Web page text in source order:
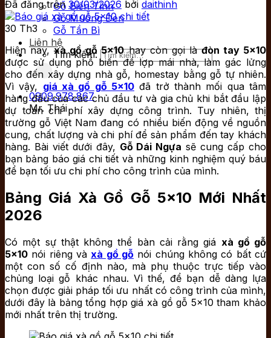
Gỗ Biến Tính
Gỗ Muồng Đen
Gỗ Tần Bì
Liên hệ
Tìm kiếm:
0909.978.867
Mr. Thái
Đã đăng trên 30/03/2026 bởi daithinh
30 Th3
Hiện nay,xà gồ gỗ 5×10hay còn gọi làđòn tay 5×10
được sử dụng phổ biến để lợp mái nhà, làm gác lửng
cho đến xây dựng nhà gỗ, homestay bằng gỗ tự nhiên.
Vì vậy, giá xà gồ gỗ 5×10 đã trở thành mối qua tâm
hàng đầu của các chủ đầu tư và gia chủ khi bắt đầu lập
dự toán chi phí xây dựng công trình. Tuy nhiên, thị
trường gỗ Việt Nam đang có nhiều biến động về nguồn
cung, chất lượng và chi phí để sản phẩm đến tay khách
hàng. Bài viết dưới đây, Gỗ Dái Ngựa sẽ cung cấp cho
bạn bảng báo giá chi tiết và những kinh nghiệm quý báu
để bạn tối ưu chi phí cho công trình của mình.
Bảng Giá Xà Gồ Gỗ 5×10 Mới Nhất
2026
Có một sự thật không thể bàn cải rằng giá xà gồ gỗ
5×10 nói riêng và xà gồ gỗ nói chúng không có bất cứ
một con số cố định nào, mà phụ thuộc trực tiếp vào
chủng loại gỗ khác nhau. Vì thế, để bạn dễ dàng lựa
chọn được giải pháp tối ưu nhất có công trình của mình,
dưới đây là bảng tổng hợp giá xà gồ gỗ 5×10 tham khảo
mới nhất trên thị trường.